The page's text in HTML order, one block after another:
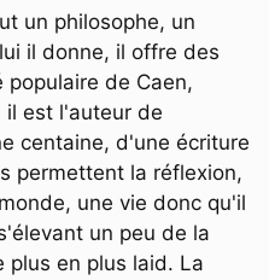
un philosophe, un
il donne, il offre des
de Caen,
il est l'auteur de
centaine, d'une écriture
permettent la réflexion,
une vie donc qu'il
un peu de la
en plus laid. La